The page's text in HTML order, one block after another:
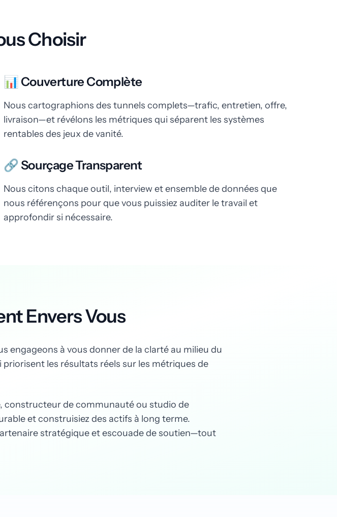
Choisir
📊 Couverture Complète
Nous cartographions des tunnels complets—trafic, entretien, offre,
livraison—et révélons les métriques qui séparent les systèmes
rentables des jeux de vanité.
🔗 Sourçage Transparent
Nous citons chaque outil, interview et ensemble de données que
nous référençons pour que vous puissiez auditer le travail et
approfondir si nécessaire.
Envers Vous
engageons à vous donner de la clarté au milieu du
les résultats réels sur les métriques de
constructeur de communauté ou studio de
et construisiez des actifs à long terme.
stratégique et escouade de soutien—tout